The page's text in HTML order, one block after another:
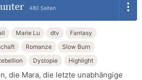
480 Seiten
Marie Lu dtv
Fantasy
Romanze
Slow Burn
Dystopie Highlight
die Mara, die letzte unabhängige